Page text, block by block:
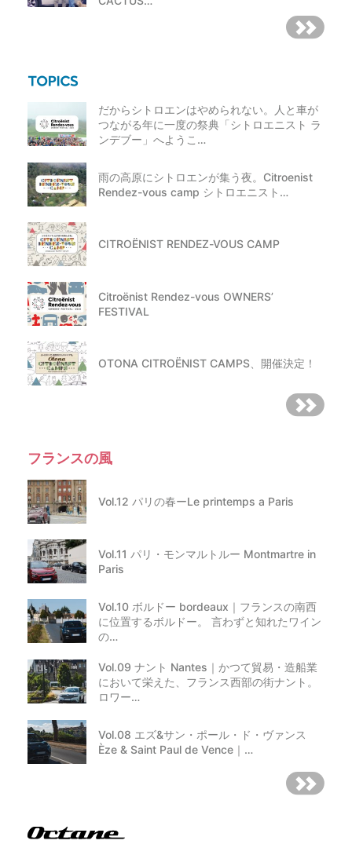
だからシトロエンはやめられない。人と車が
つながる年に一度の祭典「シトロエニスト ラ
ンデブー」へようこ…
雨の高原にシトロエンが集う夜。Citroenist
Rendez-vous camp シトロエニスト…
CITROËNIST RENDEZ-VOUS CAMP
Citroënist Rendez-vous OWNERS’
FESTIVAL
OTONA CITROËNIST CAMPS、開催決定！
フランスの風
Vol.12 パリの春ーLe printemps a Paris
Vol.11 パリ・モンマルトルー Montmartre in
Paris
Vol.10 ボルドー bordeaux｜フランスの南西
に位置するボルドー。 言わずと知れたワイン
の…
Vol.09 ナント Nantes｜かつて貿易・造船業
において栄えた、フランス西部の街ナント。
ロワー…
Vol.08 エズ&サン・ポール・ド・ヴァンス
Èze & Saint Paul de Vence｜…